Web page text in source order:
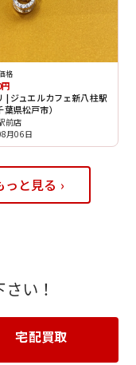
格
| ジュエルカフェ新八柱駅
県松戸市）
前店
月06日
と見る ›
い！
宅配買取